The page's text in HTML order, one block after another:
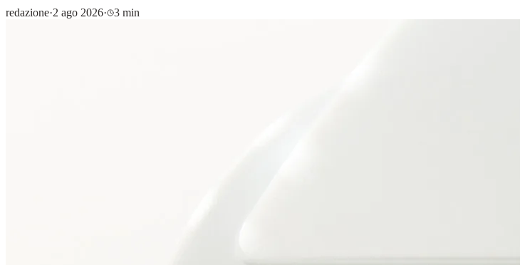
redazione·2 ago 2026· 3 min